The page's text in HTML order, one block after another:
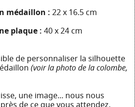
médaillon : 22 x 16.5 cm
plaque : 40 x 24 cm
de personnaliser la silhouette
(voir la photo de la colombe,
une image... nous nous
de ce que vous attendez.